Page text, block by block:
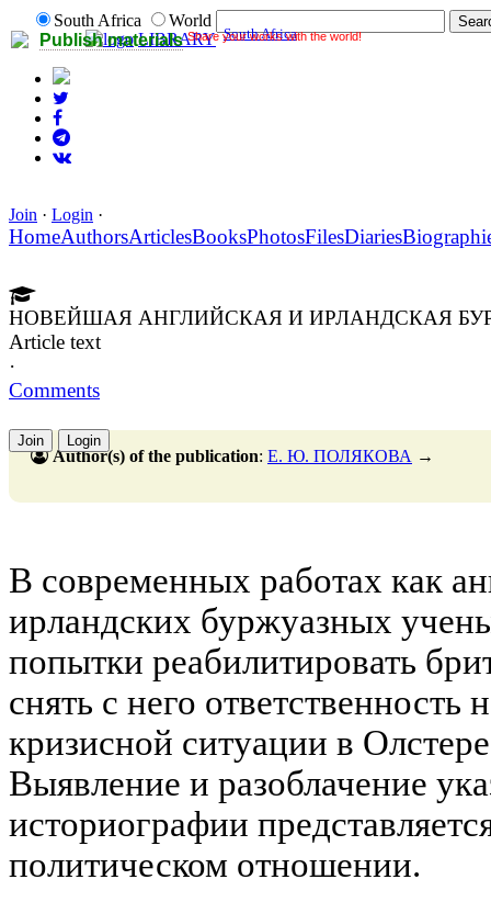
Publish materials Share your works with the world!
South Africa
World
LIBRARY South Africa
Join · Login ·
HomeAuthorsArticlesBooksPhotosFilesDiaries
НОВЕЙШАЯ АНГЛИЙСКАЯ И ИРЛАНДСКАЯ
Article text
·
Comments
Join Login
Author(s) of the publication: Е. Ю. ПОЛЯКОВА →
В современных работах как
ирландских буржуазных
попытки реабилитировать
снять с него ответственность
кризисной ситуации в
Выявление и разоблачение
историографии
политическом отношении.